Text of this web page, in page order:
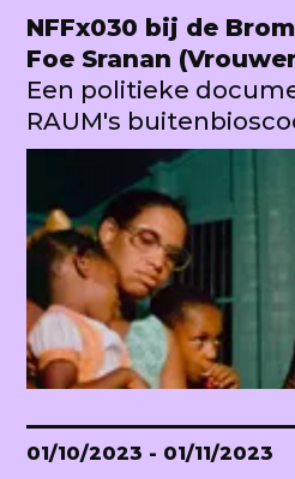
NFFx030 bij de
Foe Sranan
Een politieke
RAUM's
01/10/2023 - 01/11/2023